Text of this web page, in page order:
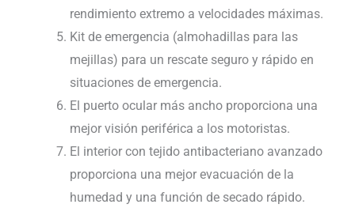
rendimiento extremo a velocidades máximas.
Kit de emergencia (almohadillas para las
mejillas) para un rescate seguro y rápido en
situaciones de emergencia.
El puerto ocular más ancho proporciona una
mejor visión periférica a los motoristas.
El interior con tejido antibacteriano avanzado
proporciona una mejor evacuación de la
humedad y una función de secado rápido.